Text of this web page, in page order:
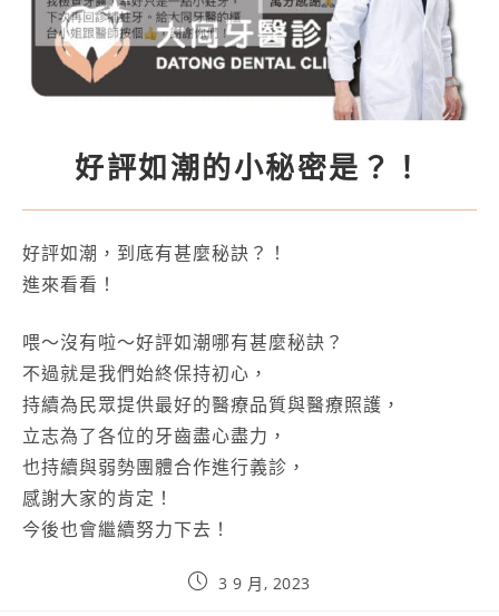
好評如潮的小秘密是？！
好評如潮，到底有甚麼秘訣？！
進來看看！
喂～沒有啦～好評如潮哪有甚麼秘訣？
不過就是我們始終保持初心，
持續為民眾提供最好的醫療品質與醫療照護，
立志為了各位的牙齒盡心盡力，
也持續與弱勢團體合作進行義診，
感謝大家的肯定！
今後也會繼續努力下去！
3 9 月, 2023